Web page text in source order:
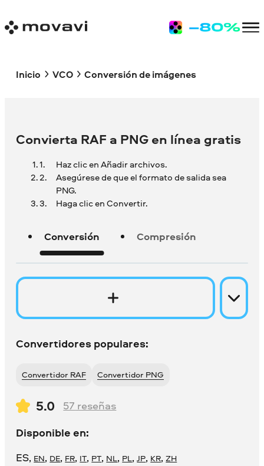
Inicio VCO Conversión de imágenes
Convierta RAF a PNG en línea gratis
Haz clic en Añadir archivos.
Asegúrese de que el formato de salida sea
PNG.
Haga clic en Convertir.
Conversión Compresión
Convertidores populares:
Convertidor RAF Convertidor PNG
5.0 57 reseñas
Disponible en:
ES, EN, DE, FR, IT, PT, NL, PL,JP, KR,ZH